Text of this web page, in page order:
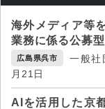
海外メディア等
業務に係る公募
広島県呉市
一般社
月21日
AIを活用した京